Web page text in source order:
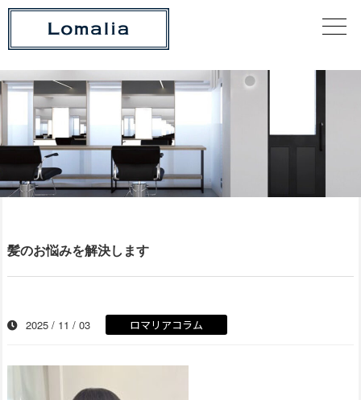
髪のお悩みを解決します
2025 / 11 / 03 ロマリアコラム